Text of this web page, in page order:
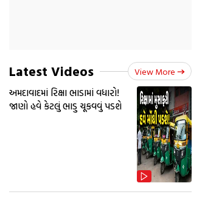
Latest Videos View More
અમદાવાદમાં રિક્ષા ભાડામાં વધારો!
જાણો હવે કેટલું ભાડુ ચૂકવવું પડશે